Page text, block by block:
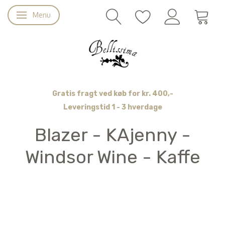
Skifte navigation
Menu
Gratis fragt ved køb for kr. 400,-
Leveringstid 1 - 3 hverdage
Blazer - KAjenny -
Windsor Wine - Kaffe